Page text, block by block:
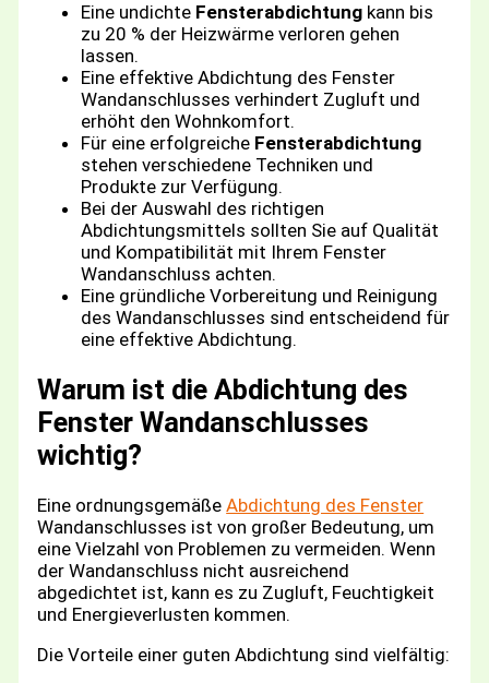
Eine undichte Fensterabdichtung kann bis
zu 20 % der Heizwärme verloren gehen
lassen.
Eine effektive Abdichtung des Fenster
Wandanschlusses verhindert Zugluft und
erhöht den Wohnkomfort.
Für eine erfolgreiche Fensterabdichtung
stehen verschiedene Techniken und
Produkte zur Verfügung.
Bei der Auswahl des richtigen
Abdichtungsmittels sollten Sie auf Qualität
und Kompatibilität mit Ihrem Fenster
Wandanschluss achten.
Eine gründliche Vorbereitung und Reinigung
des Wandanschlusses sind entscheidend für
eine effektive Abdichtung.
Warum ist die Abdichtung des
Fenster Wandanschlusses
wichtig?
Eine ordnungsgemäßeAbdichtung des Fenster
Wandanschlusses ist von großer Bedeutung, um
eine Vielzahl von Problemen zu vermeiden. Wenn
der Wandanschluss nicht ausreichend
abgedichtet ist, kann es zu Zugluft, Feuchtigkeit
und Energieverlusten kommen.
Die Vorteile einer guten Abdichtung sind vielfältig: